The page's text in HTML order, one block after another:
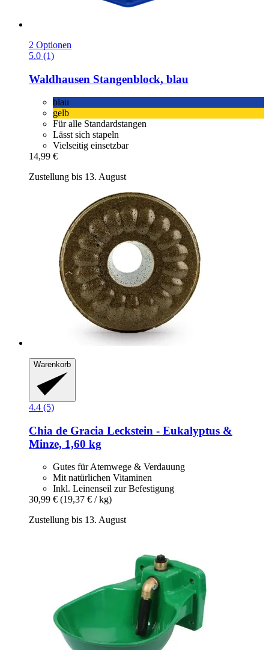
2 Optionen
5.0 (1)
Waldhausen Stangenblock, blau
blau
gelb
Für alle Standardstangen
Lässt sich stapeln
Vielseitig einsetzbar
14,99 €
Zustellung bis 13. August
Warenkorb
4.4 (5)
Chia de Gracia Leckstein -​ Eukalyptus &
Minze, 1,60 kg
Gutes für Atemwege & Verdauung
Mit natürlichen Vitaminen
Inkl. Leinenseil zur Befestigung
30,99 € (19,37 € / kg)
Zustellung bis 13. August